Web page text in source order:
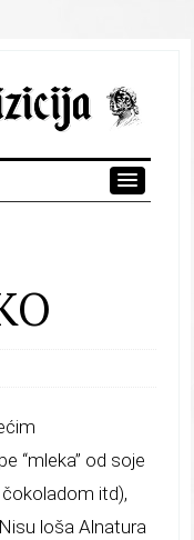
“mleka” od soje
itd),
loša Alnatura